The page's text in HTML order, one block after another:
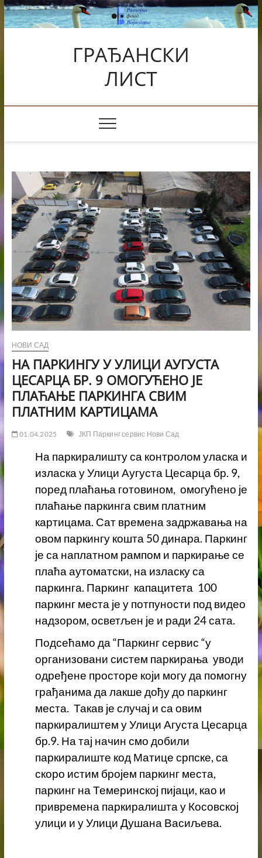
Skip
to
content
ГРАЂАНСКИ
ЛИСТ
НОВИ САД
НА ПАРКИНГУ У УЛИЦИ АУГУСТА
ЦЕСАРЦА БР. 9 ОМОГУЋЕНО ЈЕ
ПЛАЋАЊЕ ПАРКИНГА СВИМ
ПЛАТНИМ КАРТИЦАМА
01.04.2025 ЈКП Паркинг сервис Нови Сад
На паркиралишту са контролом уласка и
изласка у Улици Аугуста Цесарца бр. 9,
поред плаћања готовином, омогућено је
плаћање паркинга свим платним
картицама. Сат времена задржавања на
овом паркингу кошта 50 динара. Паркинг
је са наплатном рампом и паркирање се
плаћа аутоматски, на изласку са
паркинга. Паркинг капацитета 100
паркинг места је у потпуности под видео
надзором, осветљен је и ради 24 сата.
Подсећамо да “Паркинг сервис “у
организовани систем паркирања уводи
одређене просторе који могу да помогну
грађанима да лакше дођу до паркинг
места. Такав је случај и са овим
паркиралиштем у Улици Агуста Цесарца
бр.9. На тај начин смо добили
паркиралиште код Матице српске, са
скоро истим бројем паркинг места,
паркинг на Темеринској пијаци, као и
привремена паркиралишта у Косовској
улици и у Улици Душана Васиљева.